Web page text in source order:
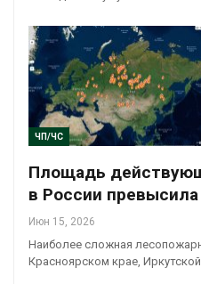
ЧП/ЧС
Площадь
в России
Июн 15, 2026
Наиболее сложная
Красноярском крае,